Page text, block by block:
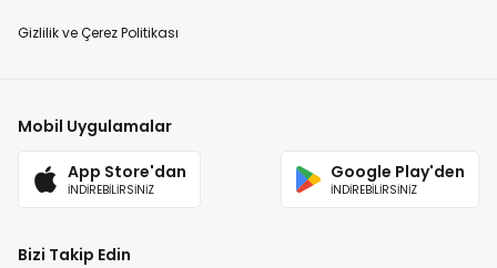
Gizlilik ve Çerez Politikası
Mobil Uygulamalar
App Store'dan
İNDİREBİLİRSİNİZ
Google Play'den
İNDİREBİLİRSİNİZ
Bizi Takip Edin